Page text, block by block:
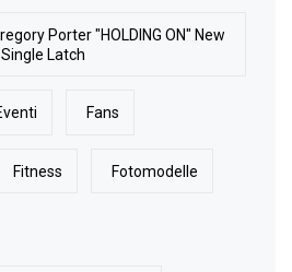
Porter "HOLDING ON" New
Single Latch
Fans
Fitness Fotomodelle